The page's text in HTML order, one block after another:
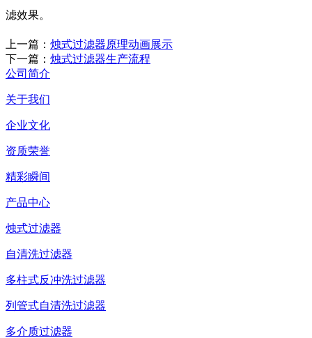
滤效果。
上一篇： 烛式过滤器原理动画展示
下一篇： 烛式过滤器生产流程
公司简介
关于我们
企业文化
资质荣誉
精彩瞬间
产品中心
烛式过滤器
自清洗过滤器
多柱式反冲洗过滤器
列管式自清洗过滤器
多介质过滤器